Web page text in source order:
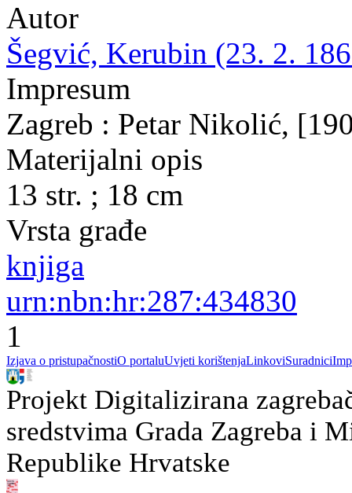
Autor
Šegvić, Kerubin (23. 2.
Impresum
Zagreb : Petar Nikolić,
Materijalni opis
13 str. ; 18 cm
Vrsta građe
knjiga
urn:nbn:hr:287:434830
1
Izjava o pristupačnostiO portaluUvjeti korištenjaLinkoviSuradnici
Projekt Digitalizirana
sredstvima Grada Zagreba i
Republike Hrvatske